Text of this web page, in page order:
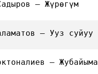
— Жүрөгүм
— Ууз суйуу
— Жубайыма